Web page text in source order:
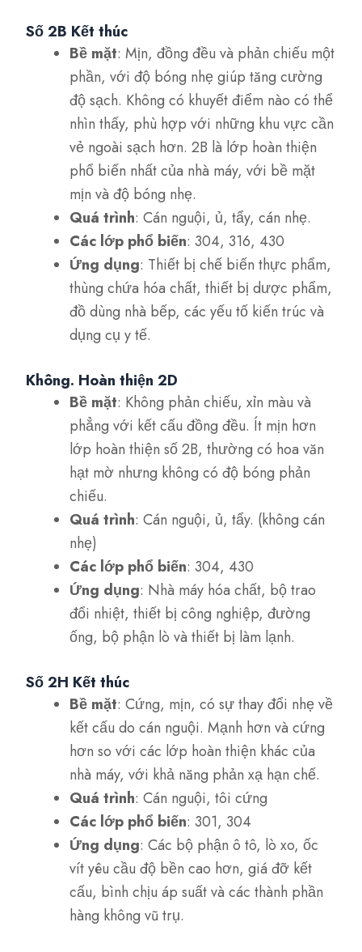
Số 2B Kết thúc
Bề mặt: Mịn, đồng đều và phản chiếu một
phần, với độ bóng nhẹ giúp tăng cường
độ sạch. Không có khuyết điểm nào có thể
nhìn thấy, phù hợp với những khu vực cần
vẻ ngoài sạch hơn. 2B là lớp hoàn thiện
phổ biến nhất của nhà máy, với bề mặt
mịn và độ bóng nhẹ.
Quá trình: Cán nguội, ủ, tẩy, cán nhẹ.
Các lớp phổ biến: 304, 316, 430
Ứng dụng: Thiết bị chế biến thực phẩm,
thùng chứa hóa chất, thiết bị dược phẩm,
đồ dùng nhà bếp, các yếu tố kiến trúc và
dụng cụ y tế.
Không. Hoàn thiện 2D
Bề mặt: Không phản chiếu, xỉn màu và
phẳng với kết cấu đồng đều. Ít mịn hơn
lớp hoàn thiện số 2B, thường có hoa văn
hạt mờ nhưng không có độ bóng phản
chiếu.
Quá trình: Cán nguội, ủ, tẩy. (không cán
nhẹ)
Các lớp phổ biến: 304, 430
Ứng dụng: Nhà máy hóa chất, bộ trao
đổi nhiệt, thiết bị công nghiệp, đường
ống, bộ phận lò và thiết bị làm lạnh.
Số 2H Kết thúc
Bề mặt: Cứng, mịn, có sự thay đổi nhẹ về
kết cấu do cán nguội. Mạnh hơn và cứng
hơn so với các lớp hoàn thiện khác của
nhà máy, với khả năng phản xạ hạn chế.
Quá trình: Cán nguội, tôi cứng
Các lớp phổ biến: 301, 304
Ứng dụng: Các bộ phận ô tô, lò xo, ốc
vít yêu cầu độ bền cao hơn, giá đỡ kết
cấu, bình chịu áp suất và các thành phần
hàng không vũ trụ.